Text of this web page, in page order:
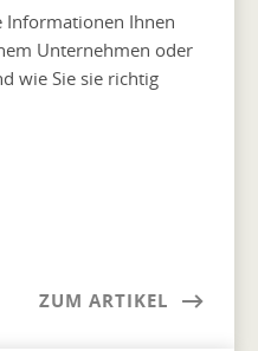
Informationen Ihnen
Unternehmen oder
wie Sie sie richtig
ZUM ARTIKEL